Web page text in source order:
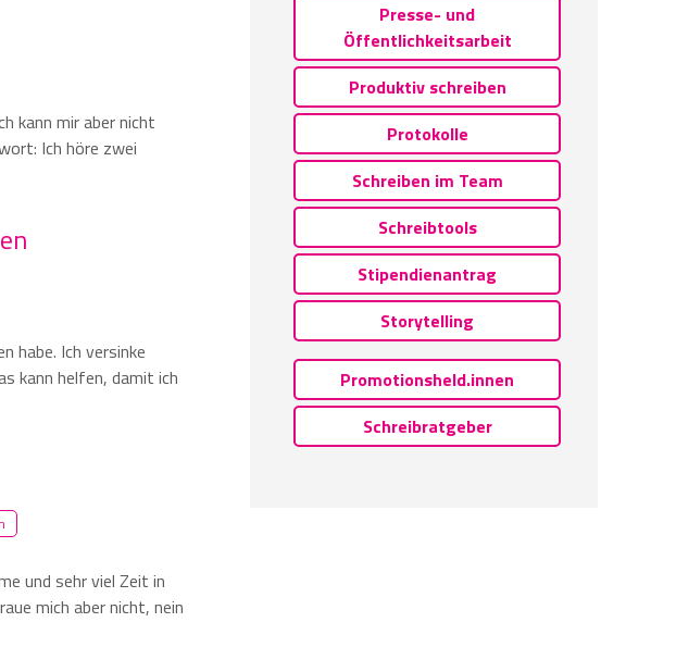
kann mir aber nicht
Ich höre zwei
habe. Ich versinke
kann helfen, damit ich
und sehr viel Zeit in
mich aber nicht, nein
Presse- und
Öffentlichkeitsarbeit
Produktiv schreiben
Protokolle
Schreiben im Team
Schreibtools
Stipendienantrag
Storytelling
Promotionsheld.innen
Schreibratgeber